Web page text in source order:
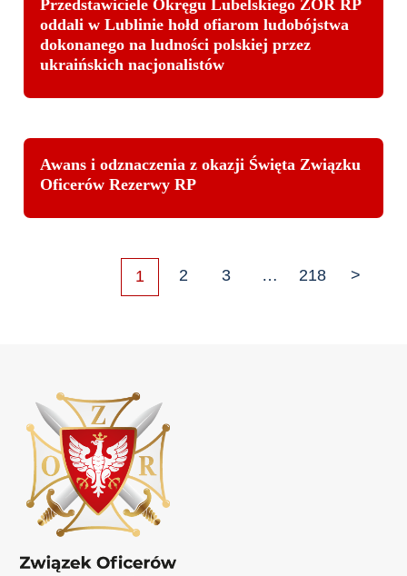
Przedstawiciele Okręgu Lubelskiego ZOR RP
oddali w Lublinie hołd ofiarom ludobójstwa
dokonanego na ludności polskiej przez
ukraińskich nacjonalistów
Awans i odznaczenia z okazji Święta Związku
Oficerów Rezerwy RP
1 2 3 … 218